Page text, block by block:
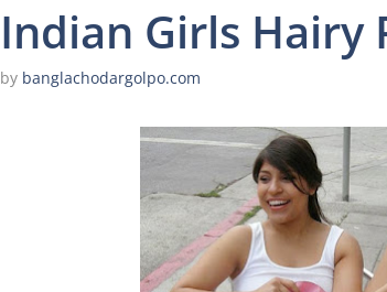
Indian Girls Hairy
by banglachodargolpo.com